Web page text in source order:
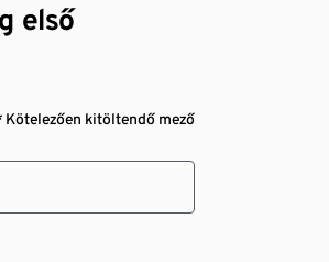
első
Kötelezően kitöltendő mező